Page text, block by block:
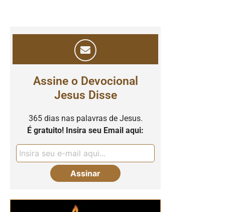
Assine o Devocional
Jesus Disse
365 dias nas palavras de Jesus.
É gratuito! Insira seu Email aqui: